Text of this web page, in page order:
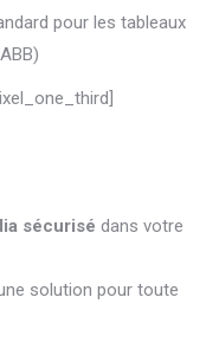
pour les tableaux
sécurisé dans votre
solution pour toute